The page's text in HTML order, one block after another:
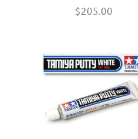
$205.00